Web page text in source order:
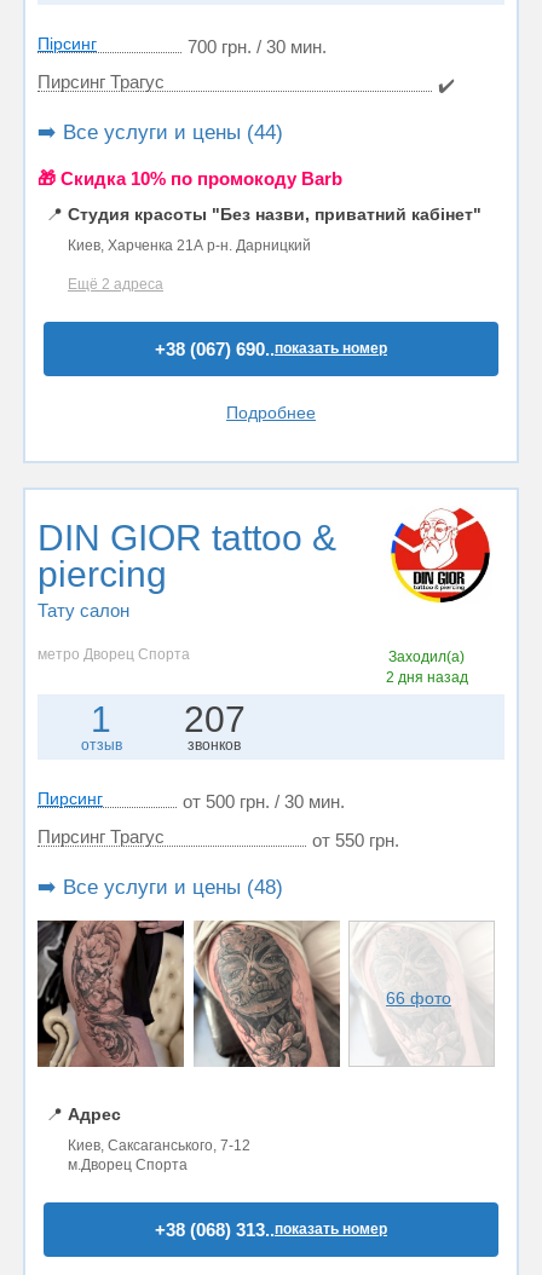
Пірсинг
700 грн. / 30 мин.
Пирсинг Трагус
✔️
➡️ Все услуги и цены (44)
🎁 Cкидка 10% по промокоду Barb
📍 Студия красоты "Без назви, приватний кабінет"
Киев, Харченка 21А р-н. Дарницкий
Ещё 2 адреса
+38 (067) 690..показать номер
Подробнее
DIN GIOR tattoo &
piercing
Тату салон
метро Дворец Спорта
Заходил(а)
2 дня назад
1
отзыв
207
звонков
Пирсинг
от 500 грн. / 30 мин.
Пирсинг Трагус
от 550 грн.
➡️ Все услуги и цены (48)
66 фото
📍 Адрес
Киев, Саксаганського, 7-12
м.Дворец Спорта
+38 (068) 313..показать номер